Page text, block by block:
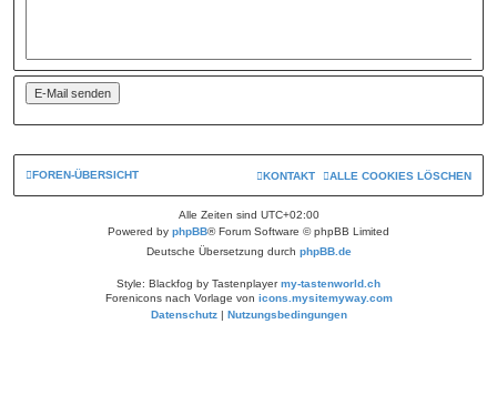
FOREN-ÜBERSICHT ALLE COOKIES LÖSCHEN
KONTAKT
Alle Zeiten sind UTC+02:00
Powered by phpBB® Forum Software © phpBB Limited
Deutsche Übersetzung durch phpBB.de
Style: Blackfog by Tastenplayermy-tastenworld.ch
Forenicons nach Vorlage von icons.mysitemyway.com
Datenschutz| Nutzungsbedingungen